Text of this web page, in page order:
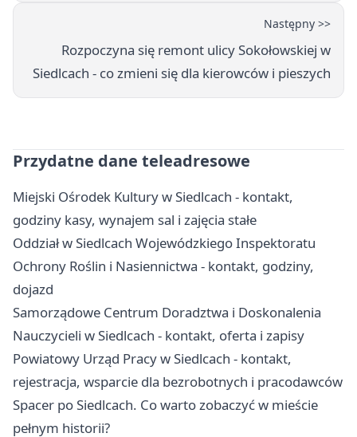
Następny >>
Rozpoczyna się remont ulicy Sokołowskiej w
Siedlcach - co zmieni się dla kierowców i pieszych
Przydatne dane teleadresowe
Miejski Ośrodek Kultury w Siedlcach - kontakt,
godziny kasy, wynajem sal i zajęcia stałe
Oddział w Siedlcach Wojewódzkiego Inspektoratu
Ochrony Roślin i Nasiennictwa - kontakt, godziny,
dojazd
Samorządowe Centrum Doradztwa i Doskonalenia
Nauczycieli w Siedlcach - kontakt, oferta i zapisy
Powiatowy Urząd Pracy w Siedlcach - kontakt,
rejestracja, wsparcie dla bezrobotnych i pracodawców
Spacer po Siedlcach. Co warto zobaczyć w mieście
pełnym historii?